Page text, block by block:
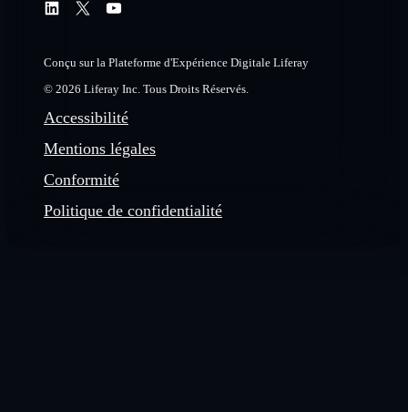
Conçu sur la Plateforme d'Expérience Digitale Liferay
© 2026 Liferay Inc. Tous Droits Réservés.
Accessibilité
Mentions légales
Conformité
Politique de confidentialité